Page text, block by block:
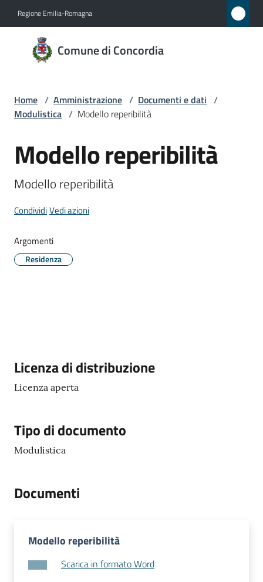
Regione Emilia-Romagna
Comune di Concordia
Comune
di
Novità
Servizi
Concordia
Sportello
telematico
Tutti
gli
argomenti...
Home / Amministrazione / Documenti e dati /
Modulistica / Modello reperibilità
Salta al contenuto
Modello reperibilità
Modello reperibilità
CondividiVedi azioni
Argomenti
Residenza
Descrizione
Licenza di distribuzione
Licenza aperta
Tipo di documento
Modulistica
Documenti
Modello reperibilità
Scarica in formato Word